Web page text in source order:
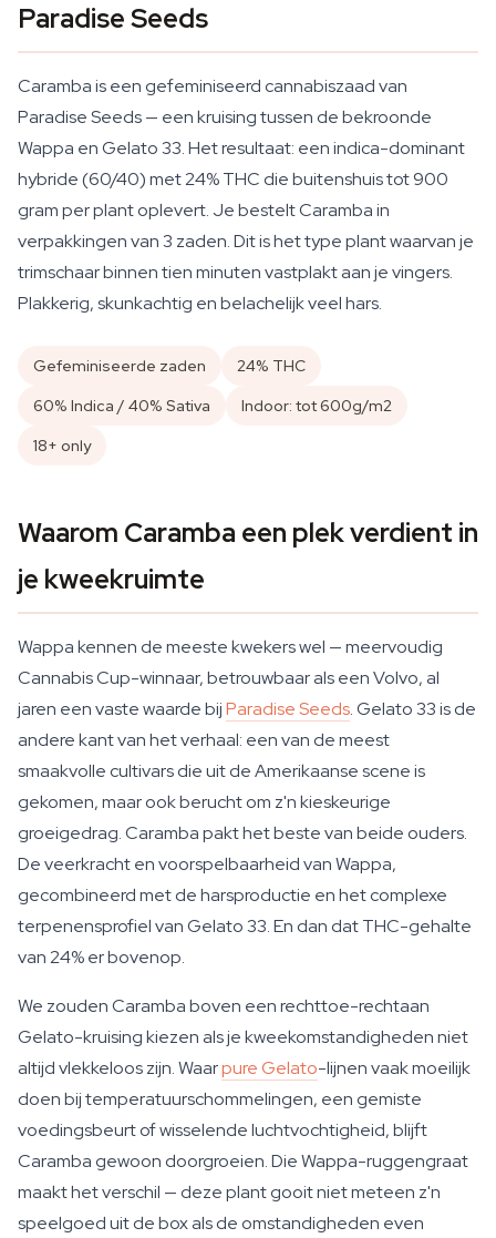
Paradise Seeds
Caramba is een gefeminiseerd cannabiszaad van
Paradise Seeds — een kruising tussen de bekroonde
Wappa en Gelato 33. Het resultaat: een indica-dominant
hybride (60/40) met 24% THC die buitenshuis tot 900
gram per plant oplevert. Je bestelt Caramba in
verpakkingen van 3 zaden. Dit is het type plant waarvan je
trimschaar binnen tien minuten vastplakt aan je vingers.
Plakkerig, skunkachtig en belachelijk veel hars.
Gefeminiseerde zaden
24% THC
60% Indica / 40% Sativa
Indoor: tot 600g/m2
18+ only
Waarom Caramba een plek verdient in
je kweekruimte
Wappa kennen de meeste kwekers wel — meervoudig
Cannabis Cup-winnaar, betrouwbaar als een Volvo, al
jaren een vaste waarde bijParadise Seeds. Gelato 33 is de
andere kant van het verhaal: een van de meest
smaakvolle cultivars die uit de Amerikaanse scene is
gekomen, maar ook berucht om z'n kieskeurige
groeigedrag. Caramba pakt het beste van beide ouders.
De veerkracht en voorspelbaarheid van Wappa,
gecombineerd met de harsproductie en het complexe
terpenensprofiel van Gelato 33. En dan dat THC-gehalte
van 24% er bovenop.
We zouden Caramba boven een rechttoe-rechtaan
Gelato-kruising kiezen als je kweekomstandigheden niet
altijd vlekkeloos zijn. Waarpure Gelato-lijnen vaak moeilijk
doen bij temperatuurschommelingen, een gemiste
voedingsbeurt of wisselende luchtvochtigheid, blijft
Caramba gewoon doorgroeien. Die Wappa-ruggengraat
maakt het verschil — deze plant gooit niet meteen z'n
speelgoed uit de box als de omstandigheden even